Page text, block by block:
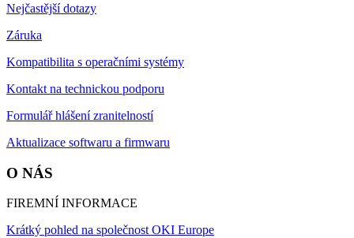
Nejčastější dotazy
Záruka
Kompatibilita s operačními systémy
Kontakt na technickou podporu
Formulář hlášení zranitelností
Aktualizace softwaru a firmwaru
O NÁS
FIREMNÍ INFORMACE
Krátký pohled na společnost OKI Europe